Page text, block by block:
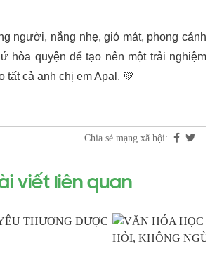
người, nắng nhẹ, gió mát, phong cảnh
hòa quyện để tạo nên một trải nghiệm
tất cả anh chị em Apal. 💚
Chia sẻ mạng xã hội:
viết liên quan